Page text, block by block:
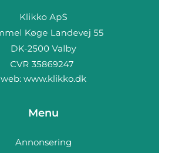
web: www.klikko.dk
Menu
Annonsering